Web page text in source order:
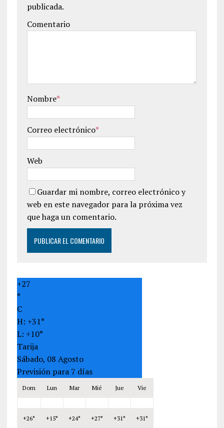
publicada.
Comentario
Nombre*
Correo electrónico*
Web
Guardar mi nombre, correo electrónico y
web en este navegador para la próxima vez
que haga un comentario.
+27
°
C
H: +31°
L: +10°
Tarija
Sábado, 08 Agosto
Previsión para 7 días
Dom Lun Mar Mié Jue Vie
+26° +15° +24° +27° +31° +31°